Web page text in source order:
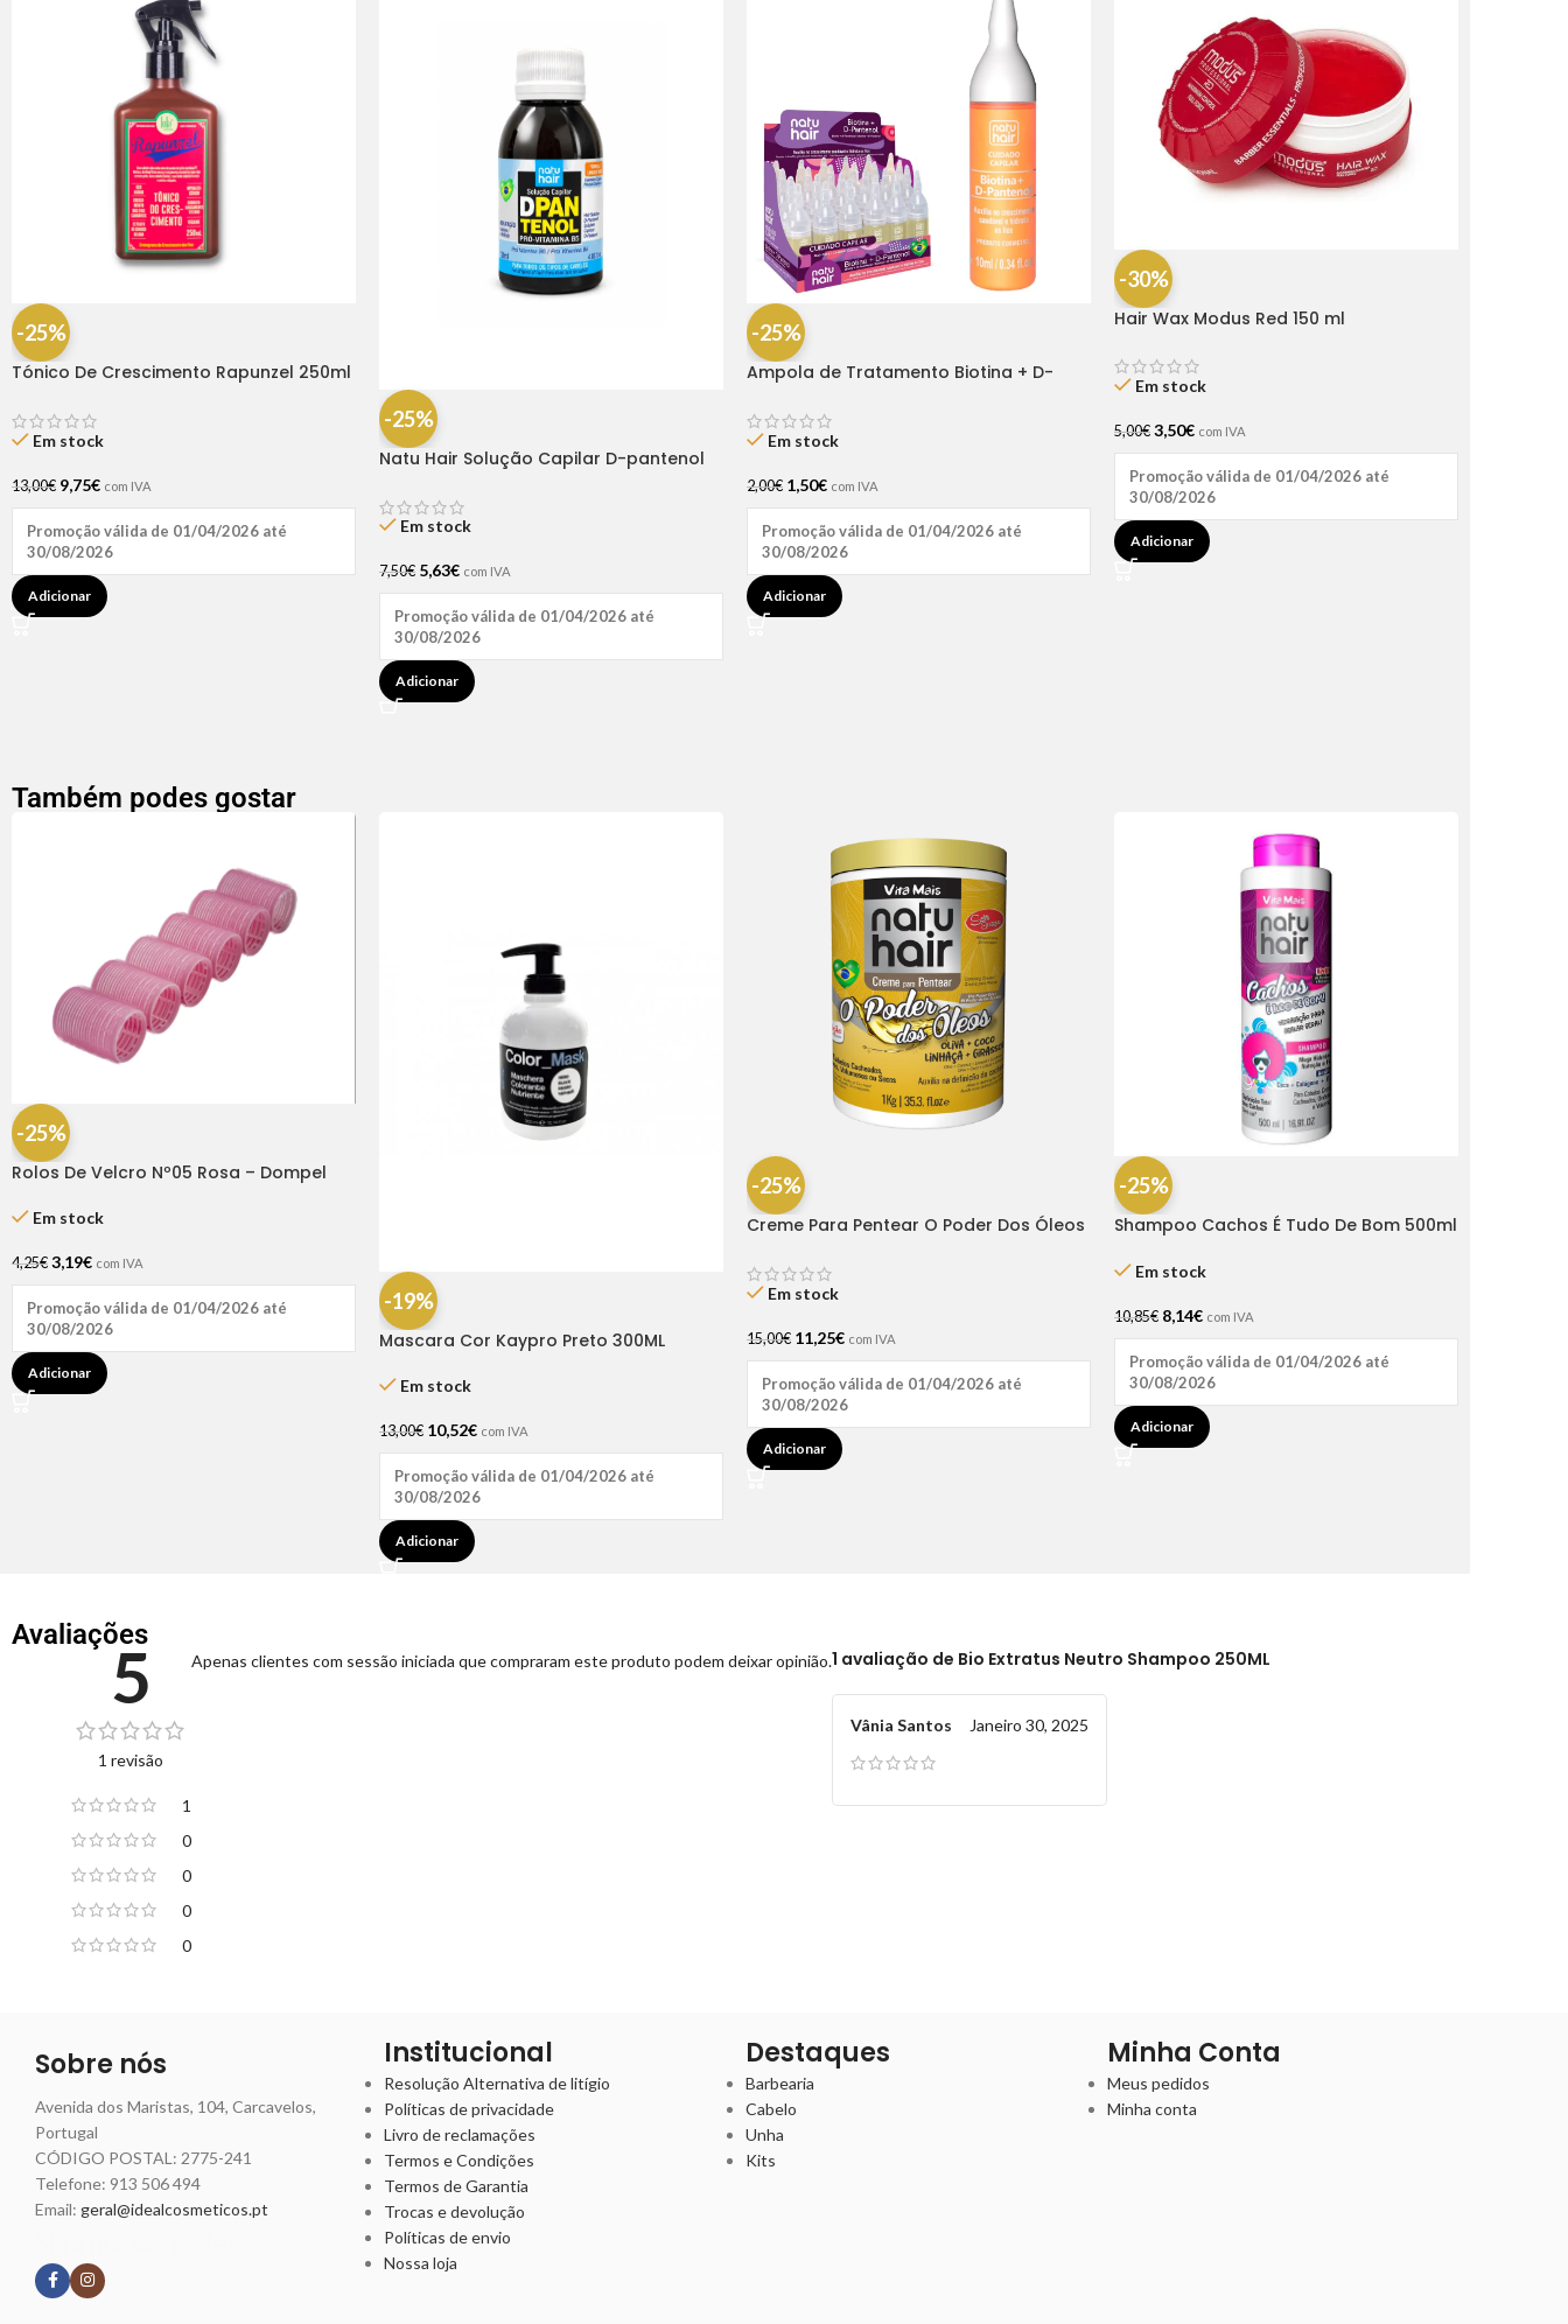
-25%
Tónico De Crescimento Rapunzel 250ml
Em stock
13,00€ 9,75€ com IVA
Promoção válida de 01/04/2026 até
30/08/2026
Adicionar
-25%
Natu Hair Solução Capilar D-pantenol
Em stock
7,50€ 5,63€ com IVA
Promoção válida de 01/04/2026 até
30/08/2026
Adicionar
-25%
Ampola de Tratamento Biotina + D-
Em stock
2,00€ 1,50€ com IVA
Promoção válida de 01/04/2026 até
30/08/2026
Adicionar
-30%
Hair Wax Modus Red 150 ml
Em stock
5,00€ 3,50€ com IVA
Promoção válida de 01/04/2026 até
30/08/2026
Adicionar
Também podes gostar
-25%
Rolos De Velcro Nº05 Rosa – Dompel
Em stock
4,25€ 3,19€ com IVA
Promoção válida de 01/04/2026 até
30/08/2026
Adicionar
-19%
Mascara Cor Kaypro Preto 300ML
Em stock
13,00€ 10,52€ com IVA
Promoção válida de 01/04/2026 até
30/08/2026
Adicionar
-25%
Creme Para Pentear O Poder Dos Óleos
Em stock
15,00€ 11,25€ com IVA
Promoção válida de 01/04/2026 até
30/08/2026
Adicionar
-25%
Shampoo Cachos É Tudo De Bom 500ml
Em stock
10,85€ 8,14€ com IVA
Promoção válida de 01/04/2026 até
30/08/2026
Adicionar
Avaliações
5
1 revisão
1
0
0
0
0
1 avaliação de Bio Extratus Neutro Shampoo 250ML
Vânia Santos Janeiro 30, 2025
Apenas clientes com sessão iniciada que compraram este produto podem deixar opinião.
Sobre nós
Avenida dos Maristas, 104, Carcavelos,
Portugal
CÓDIGO POSTAL: 2775-241
Telefone: 913 506 494
Email: geral@idealcosmeticos.pt
Institucional
Resolução Alternativa de litígio
Políticas de privacidade
Livro de reclamações
Termos e Condições
Termos de Garantia
Trocas e devolução
Políticas de envio
Nossa loja
Destaques
Barbearia
Cabelo
Unha
Kits
Minha Conta
Meus pedidos
Minha conta